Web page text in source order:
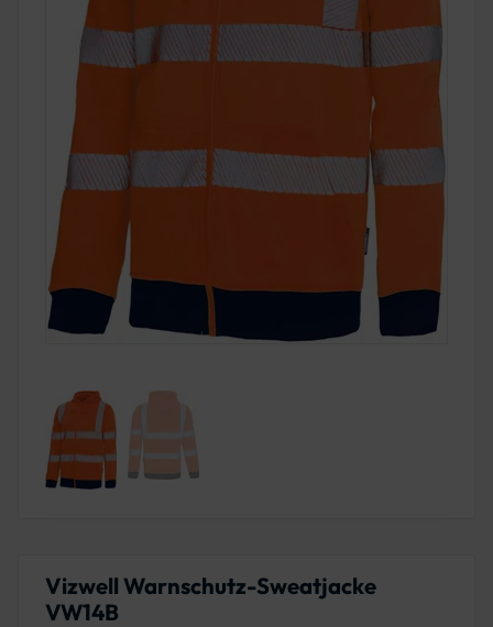
Vizwell Warnschutz-Sweatjacke
VW14B